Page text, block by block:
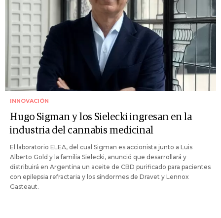
INNOVACIÓN
Hugo Sigman y los Sielecki ingresan en la
industria del cannabis medicinal
El laboratorio ELEA, del cual Sigman es accionista junto a Luis
Alberto Gold y la familia Sielecki, anunció que desarrollará y
distribuirá en Argentina un aceite de CBD purificado para pacientes
con epilepsia refractaria y los síndormes de Dravet y Lennox
Gasteaut.